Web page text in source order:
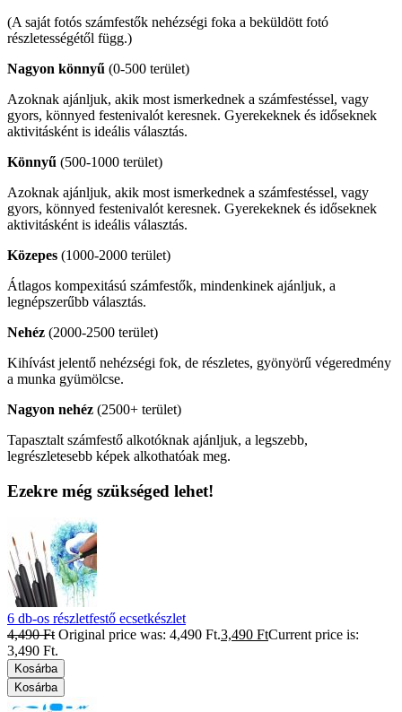
(A saját fotós számfestők nehézségi foka a beküldött fotó
részletességétől függ.)
Nagyon könnyű (0-500 terület)
Azoknak ajánljuk, akik most ismerkednek a számfestéssel, vagy
gyors, könnyed festenivalót keresnek. Gyerekeknek és időseknek
aktivitásként is ideális választás.
Könnyű (500-1000 terület)
Azoknak ajánljuk, akik most ismerkednek a számfestéssel, vagy
gyors, könnyed festenivalót keresnek. Gyerekeknek és időseknek
aktivitásként is ideális választás.
Közepes (1000-2000 terület)
Átlagos kompexitású számfestők, mindenkinek ajánljuk, a
legnépszerűbb választás.
Nehéz (2000-2500 terület)
Kihívást jelentő nehézségi fok, de részletes, gyönyörű végeredmény
a munka gyümölcse.
Nagyon nehéz (2500+ terület)
Tapasztalt számfestő alkotóknak ajánljuk, a legszebb,
legrészletesebb képek alkothatóak meg.
Ezekre még szükséged lehet!
6 db-os részletfestő ecsetkészlet
4,490Ft Original price was: 4,490 Ft.3,490 FtCurrent price is:
3,490 Ft.
Kosárba
Kosárba